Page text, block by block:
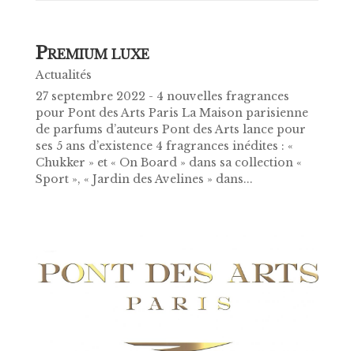
PREMIUM LUXE
Actualités
27 septembre 2022 - 4 nouvelles fragrances
pour Pont des Arts Paris La Maison parisienne
de parfums d’auteurs Pont des Arts lance pour
ses 5 ans d’existence 4 fragrances inédites : «
Chukker » et « On Board » dans sa collection «
Sport », « Jardin des Avelines » dans...